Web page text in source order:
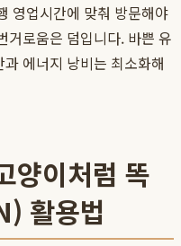
영업시간에 맞춰 방문해야
거로움은 덤입니다. 바쁜 유
에너지 낭비는 최소화해
양이처럼 똑
활용법